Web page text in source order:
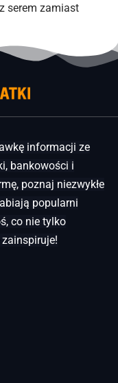
serem zamiast
informacji ze
bankowości i
poznaj niezwykłe
popularni
co nie tylko